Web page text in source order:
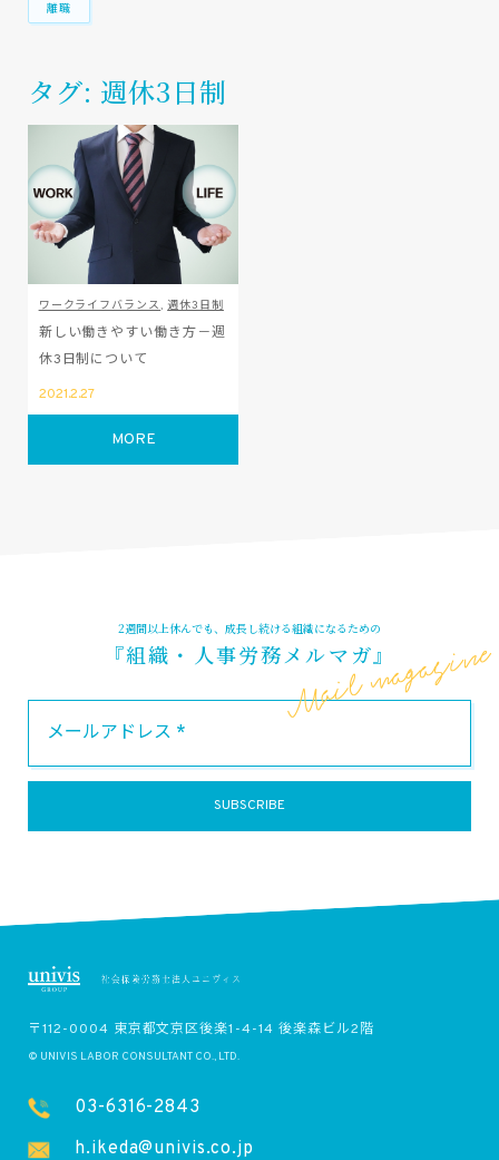
離職
タグ: 週休3日制
ワークライフバランス,週休3日制
新しい働きやすい働き方－週
休3日制について
2021.2.27
MORE
2週間以上休んでも、成長し続ける組織になるための
『組織・人事労務メルマガ』
〒112-0004 東京都文京区後楽1-4-14 後楽森ビル2階
© UNIVIS LABOR CONSULTANT CO., LTD.
03-6316-2843
h.ikeda@univis.co.jp